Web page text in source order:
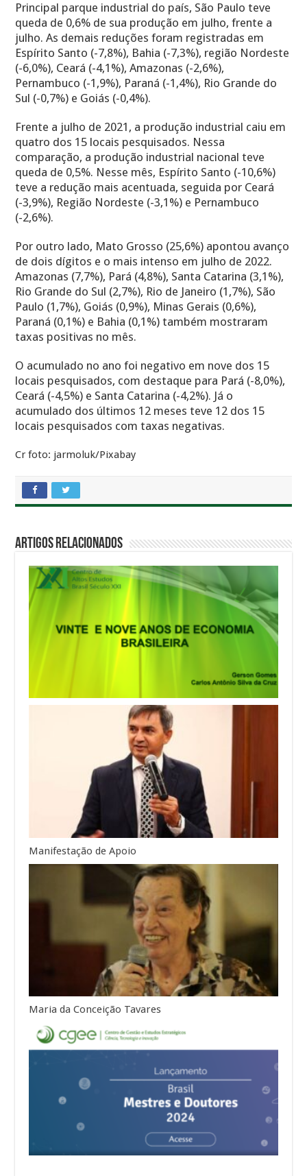
Principal parque industrial do país, São Paulo teve
queda de 0,6% de sua produção em julho, frente a
julho. As demais reduções foram registradas em
Espírito Santo (-7,8%), Bahia (-7,3%), região Nordeste
(-6,0%), Ceará (-4,1%), Amazonas (-2,6%),
Pernambuco (-1,9%), Paraná (-1,4%), Rio Grande do
Sul (-0,7%) e Goiás (-0,4%).
Frente a julho de 2021, a produção industrial caiu em
quatro dos 15 locais pesquisados. Nessa
comparação, a produção industrial nacional teve
queda de 0,5%. Nesse mês, Espírito Santo (-10,6%)
teve a redução mais acentuada, seguida por Ceará
(-3,9%), Região Nordeste (-3,1%) e Pernambuco
(-2,6%).
Por outro lado, Mato Grosso (25,6%) apontou avanço
de dois dígitos e o mais intenso em julho de 2022.
Amazonas (7,7%), Pará (4,8%), Santa Catarina (3,1%),
Rio Grande do Sul (2,7%), Rio de Janeiro (1,7%), São
Paulo (1,7%), Goiás (0,9%), Minas Gerais (0,6%),
Paraná (0,1%) e Bahia (0,1%) também mostraram
taxas positivas no mês.
O acumulado no ano foi negativo em nove dos 15
locais pesquisados, com destaque para Pará (-8,0%),
Ceará (-4,5%) e Santa Catarina (-4,2%). Já o
acumulado dos últimos 12 meses teve 12 dos 15
locais pesquisados com taxas negativas.
Cr foto: jarmoluk/Pixabay
Artigos Relacionados
Manifestação de Apoio
Maria da Conceição Tavares